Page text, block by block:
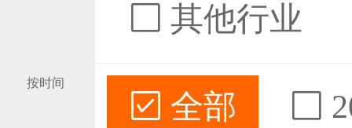
其他行业
按时间
全部